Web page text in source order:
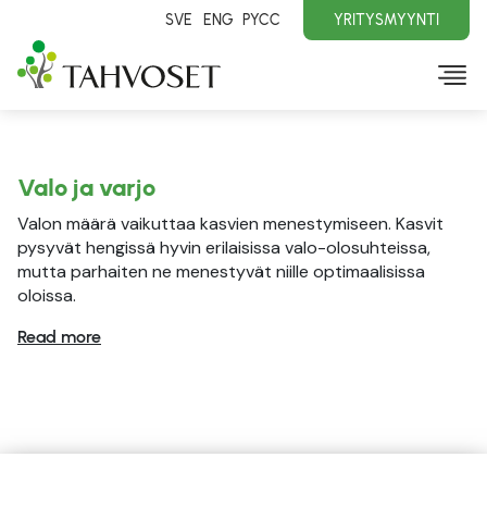
SVE ENG PYCC YRITYSMYYNTI
Valo ja varjo
Valon määrä vaikuttaa kasvien menestymiseen. Kasvit
pysyvät hengissä hyvin erilaisissa valo-olosuhteissa,
mutta parhaiten ne menestyvät niille optimaalisissa
oloissa.
Read more